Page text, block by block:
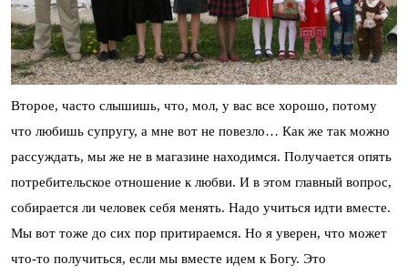
Второе, часто слышишь, что, мол, у вас все хорошо, потому
что любишь супругу, а мне вот не повезло… Как же так можно
рассуждать, мы же не в магазине находимся. Получается опять
потребительское отношение к любви. И в этом главный вопрос,
собирается ли человек себя менять. Надо учиться идти вместе.
Мы вот тоже до сих пор притираемся. Но я уверен, что может
что-то получиться, если мы вместе идем к Богу. Это